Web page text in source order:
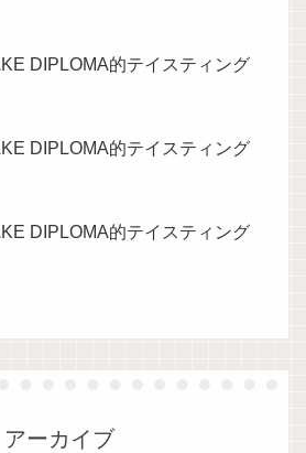
DIPLOMA的テイスティング
DIPLOMA的テイスティング
DIPLOMA的テイスティング
アーカイブ